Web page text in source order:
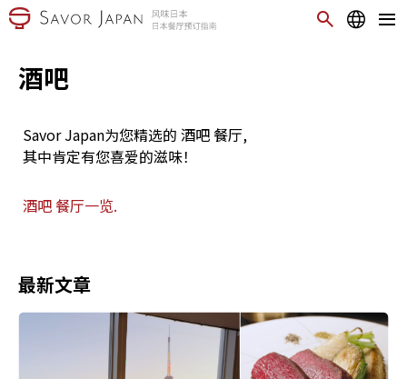
酒吧
Savor Japan为您精选的 酒吧 餐厅,
其中肯定有您喜爱的滋味！
酒吧 餐厅一览.
最新文章